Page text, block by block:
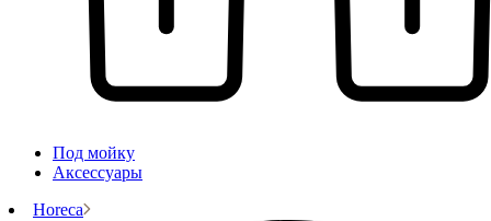
Под мойку
Аксессуары
Horeca